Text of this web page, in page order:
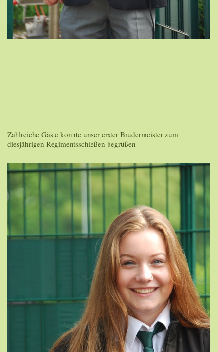
Zahlreiche Gäste konnte unser erster Brudermeister zum
diesjährigen Regimentsschießen begrüßen